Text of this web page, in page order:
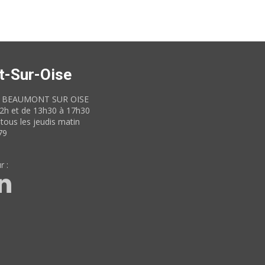
Sur-Oise
SUR OISE
et de 13h30 à 17h30
les jeudis matin
: